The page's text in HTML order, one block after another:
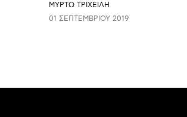
ΜΥΡΤΩ ΤΡΙΧΕΙΛΗ
01 ΣΕΠΤΕΜΒΡΊΟΥ 2019